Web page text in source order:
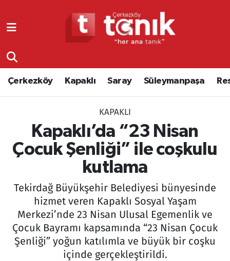
Çerkezköy Kapaklı Saray Süleymanpaşa
KAPAKLI
Kapaklı’da “23 Nisan
Çocuk Şenliği” ile coşkulu
kutlama
Tekirdağ Büyükşehir Belediyesi bünyesinde
hizmet veren Kapaklı Sosyal Yaşam
Merkezi’nde 23 Nisan Ulusal Egemenlik ve
Çocuk Bayramı kapsamında “23 Nisan Çocuk
Şenliği” yoğun katılımla ve büyük bir coşku
içinde gerçekleştirildi.
Resmi Reklamlar
Asayiş
Eğitim
Ekonomi
Eğitim
Ergene
Genel
Gündem
Tekirdağ Nöbetçi Eczaneler
Tekirdağ Trafik Yoğunluk Haritası
Süper Lig Puan Durumu ve Fikstür
Son Dakika Haberleri
Haber Arşivi